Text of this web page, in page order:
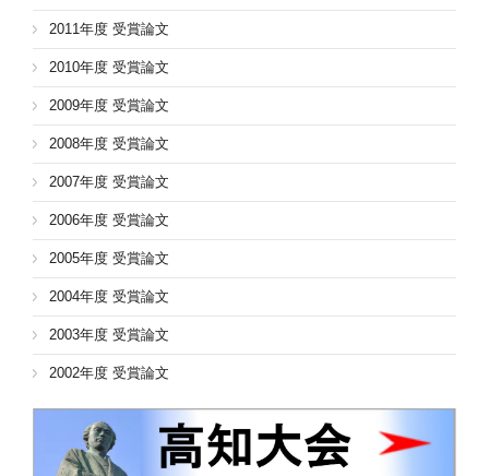
2011年度 受賞論文
2010年度 受賞論文
2009年度 受賞論文
2008年度 受賞論文
2007年度 受賞論文
2006年度 受賞論文
2005年度 受賞論文
2004年度 受賞論文
2003年度 受賞論文
2002年度 受賞論文